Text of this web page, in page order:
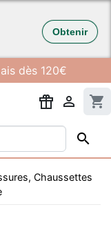
Obtenir
dès 120€
 shopping_cart

Chaussettes